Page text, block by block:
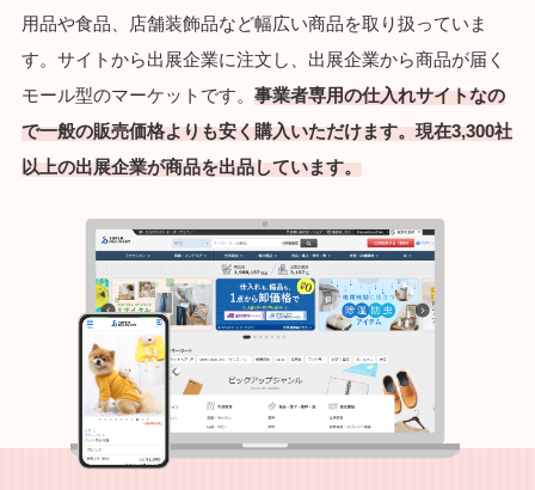
用品や食品、店舗装飾品など幅広い商品を取り扱っていま
す。サイトから出展企業に注文し、出展企業から商品が届く
モール型のマーケットです。 事業者専用の仕入れサイトなの
で一般の販売価格よりも安く購入いただけます。現在3,300社
以上の出展企業が商品を出品しています。